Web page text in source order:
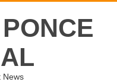
News